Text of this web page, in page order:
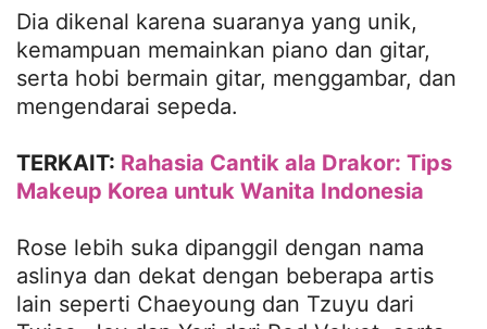
Dia dikenal karena suaranya yang unik,
kemampuan memainkan piano dan gitar,
serta hobi bermain gitar, menggambar, dan
mengendarai sepeda.
TERKAIT: Rahasia Cantik ala Drakor: Tips
Makeup Korea untuk Wanita Indonesia
Rose lebih suka dipanggil dengan nama
aslinya dan dekat dengan beberapa artis
lain seperti Chaeyoung dan Tzuyu dari